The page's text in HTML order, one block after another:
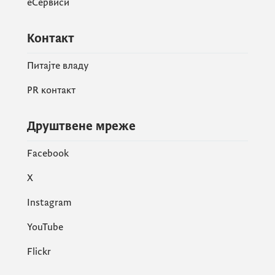
„Наши министри, посланици и експерти
учествоваће у доношењу одлука, креирању
Зеновић.
Контакт
Питајте владу
PR контакт
Друштвене мреже
Facebook
X
Instagram
YouTube
Flickr